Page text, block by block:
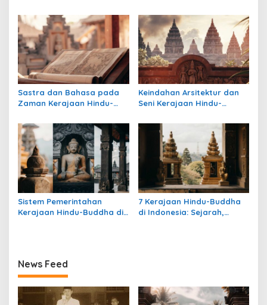
Warisan Spiritual yang
Masih Bertahan
Sastra dan Bahasa pada
Zaman Kerajaan Hindu-
Keindahan Arsitektur dan
Seni Kerajaan Hindu-
Warisan Megah yang Abadi
Sistem Pemerintahan
Kerajaan Hindu-Buddha di
7 Kerajaan Hindu-Buddha
di Indonesia: Sejarah,
News Feed